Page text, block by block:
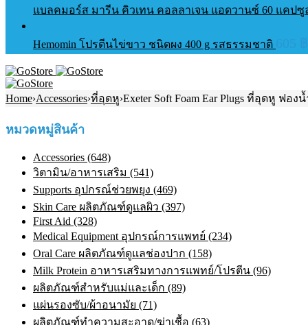
แบลคมอร์ส มารีน คิวเทน คอลลาเจน แอดวานซ์ 60 แคป
Hemomin โปรตีนไข่ขาว ชนิดผง 400 g รสธรรมชาติ
Home›Accessories›ที่อุดหู›Exeter Soft Foam Ear Plugs ที่อุดหู ฟอง
หมวดหมู่สินค้า
Accessories (648)
วิตามิน/อาหารเสริม (541)
Supports อุปกรณ์ช่วยพยุง (469)
Skin Care ผลิตภัณฑ์ดูแลผิว (397)
First Aid (328)
Medical Equipment อุปกรณ์การแพทย์ (234)
Oral Care ผลิตภัณฑ์ดูแลช่องปาก (158)
Milk Protein อาหารเสริมทางการแพทย์/โปรตีน (96)
ผลิตภัณฑ์สำหรับแม่และเด็ก (89)
แผ่นรองซับ/ผ้าอนามัย (71)
ผลิตภัณฑ์ทําความสะอาด/ฆ่าเชื้อ (63)